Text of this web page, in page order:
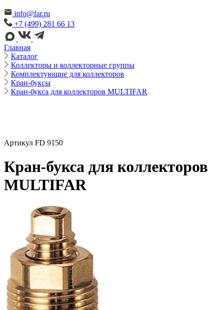
info@far.ru
+7 (499) 281 66 13
Главная
Каталог
Коллекторы и коллекторные группы
Комплектующие для коллекторов
Кран-буксы
Кран-букса для коллекторов MULTIFAR
Артикул FD 9150
Кран-букса для коллекторов
MULTIFAR